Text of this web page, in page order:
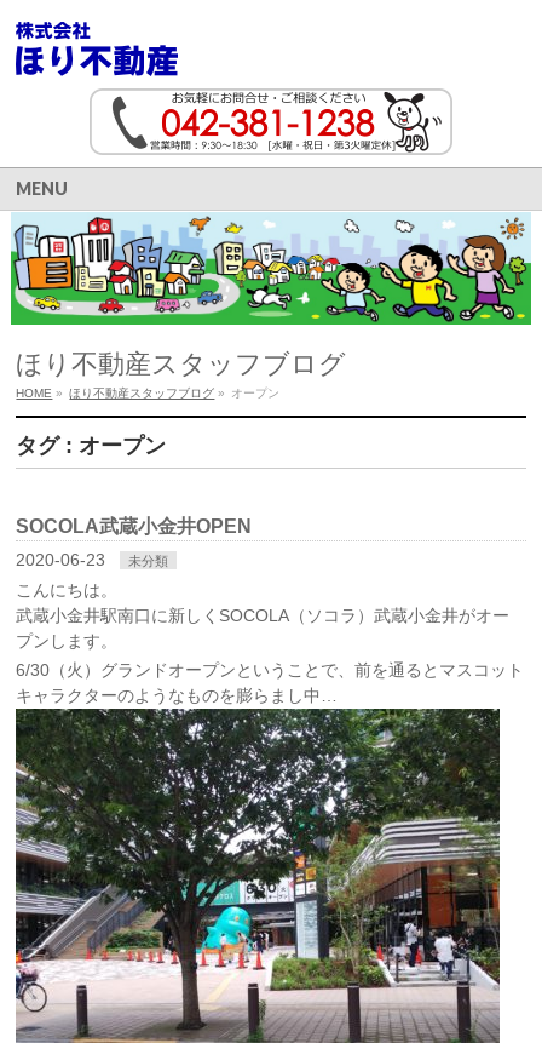
MENU
ほり不動産スタッフブログ
HOME » ほり不動産スタッフブログ » オープン
タグ : オープン
SOCOLA武蔵小金井OPEN
2020-06-23 未分類
こんにちは。
武蔵小金井駅南口に新しくSOCOLA（ソコラ）武蔵小金井がオー
プンします。
6/30（火）グランドオープンということで、前を通るとマスコット
キャラクターのようなものを膨らまし中…